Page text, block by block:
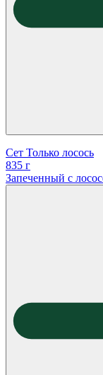
Сет Только лосось
835 г
Запеченный с